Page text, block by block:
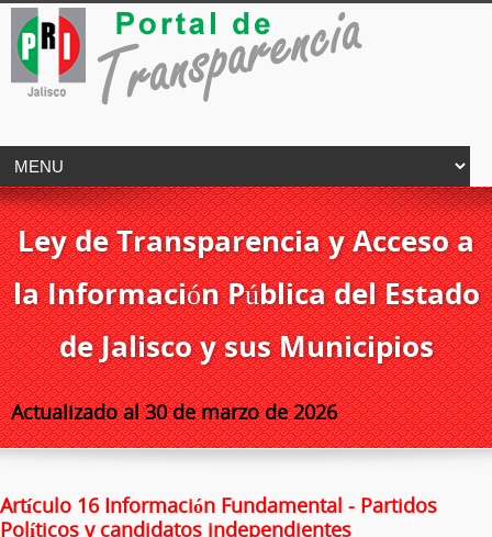
Ley de Transparencia y Acceso a
la Información Pública del Estado
de Jalisco y sus Municipios
Actualizado al 30 de marzo de 2026
Artículo 16 Información Fundamental - Partidos
Políticos y candidatos independientes